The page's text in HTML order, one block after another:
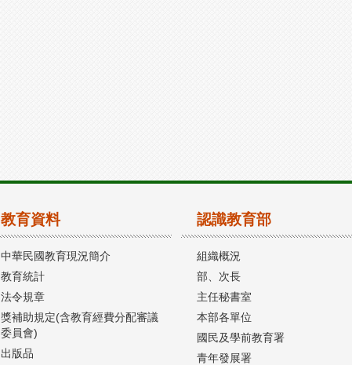
教育資料
中華民國教育現況簡介
教育統計
法令規章
獎補助規定(含教育經費分配審議
委員會)
出版品
認識教育部
組織概況
部、次長
主任秘書室
本部各單位
國民及學前教育署
青年發展署